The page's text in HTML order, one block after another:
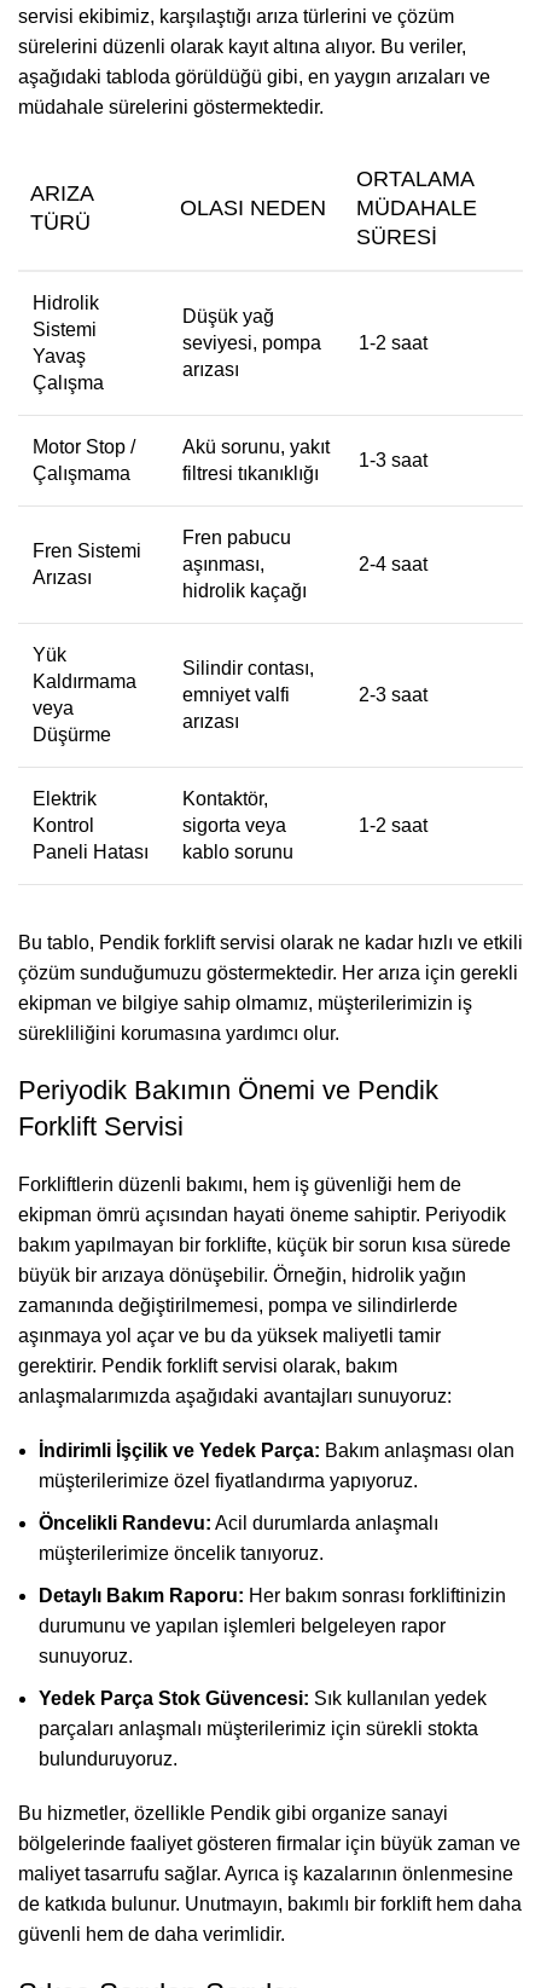
servisi ekibimiz, karşılaştığı arıza türlerini ve çözüm
sürelerini düzenli olarak kayıt altına alıyor. Bu veriler,
aşağıdaki tabloda görüldüğü gibi, en yaygın arızaları ve
müdahale sürelerini göstermektedir.
ARIZA
TÜRÜ
OLASI NEDEN
ORTALAMA
MÜDAHALE
SÜRESI
Hidrolik
Sistemi
Yavaş
Çalışma
Düşük yağ
seviyesi, pompa
arızası
1-2 saat
Motor Stop /
Çalışmama
Akü sorunu, yakıt
filtresi tıkanıklığı
1-3 saat
Fren Sistemi
Arızası
Fren pabucu
aşınması,
hidrolik kaçağı
2-4 saat
Yük
Kaldırmama
veya
Düşürme
Silindir contası,
emniyet valfi
arızası
2-3 saat
Elektrik
Kontrol
Paneli Hatası
Kontaktör,
sigorta veya
kablo sorunu
1-2 saat
Bu tablo, Pendik forklift servisi olarak ne kadar hızlı ve etkili
çözüm sunduğumuzu göstermektedir. Her arıza için gerekli
ekipman ve bilgiye sahip olmamız, müşterilerimizin iş
sürekliliğini korumasına yardımcı olur.
Periyodik Bakımın Önemi ve Pendik
Forklift Servisi
Forkliftlerin düzenli bakımı, hem iş güvenliği hem de
ekipman ömrü açısından hayati öneme sahiptir. Periyodik
bakım yapılmayan bir forklifte, küçük bir sorun kısa sürede
büyük bir arızaya dönüşebilir. Örneğin, hidrolik yağın
zamanında değiştirilmemesi, pompa ve silindirlerde
aşınmaya yol açar ve bu da yüksek maliyetli tamir
gerektirir. Pendik forklift servisi olarak, bakım
anlaşmalarımızda aşağıdaki avantajları sunuyoruz:
İndirimli İşçilik ve Yedek Parça: Bakım anlaşması olan
müşterilerimize özel fiyatlandırma yapıyoruz.
Öncelikli Randevu: Acil durumlarda anlaşmalı
müşterilerimize öncelik tanıyoruz.
Detaylı Bakım Raporu: Her bakım sonrası forkliftinizin
durumunu ve yapılan işlemleri belgeleyen rapor
sunuyoruz.
Yedek Parça Stok Güvencesi: Sık kullanılan yedek
parçaları anlaşmalı müşterilerimiz için sürekli stokta
bulunduruyoruz.
Bu hizmetler, özellikle Pendik gibi organize sanayi
bölgelerinde faaliyet gösteren firmalar için büyük zaman ve
maliyet tasarrufu sağlar. Ayrıca iş kazalarının önlenmesine
de katkıda bulunur. Unutmayın, bakımlı bir forklift hem daha
güvenli hem de daha verimlidir.